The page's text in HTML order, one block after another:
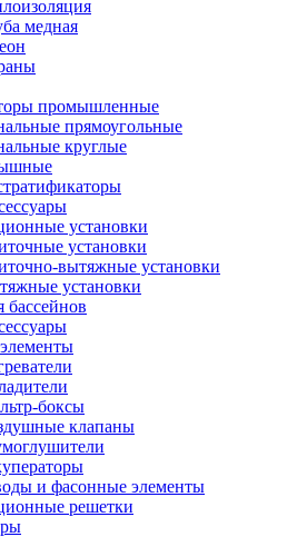
медная
промышленные
прямоугольные
круглые
установки
установки
вытяжные установки
установки
бассейнов
боксы
клапаны
и фасонные элементы
решетки